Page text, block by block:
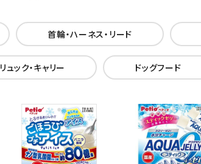
首輪・ハーネス・リード
リュック・キャリー ドッグフード